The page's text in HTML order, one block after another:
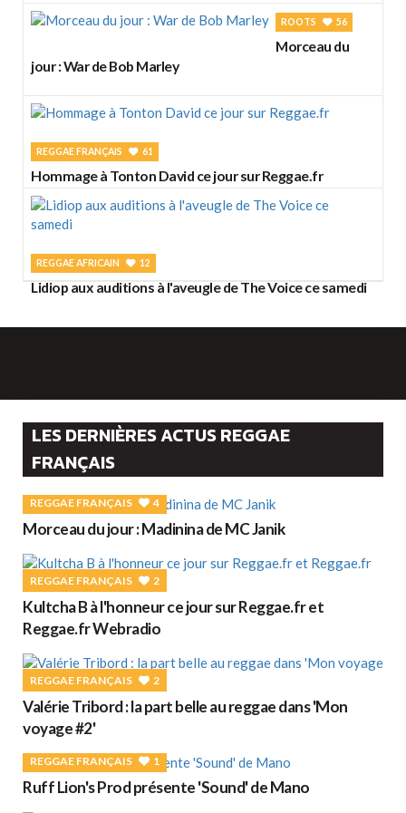
ROOTS 56
Morceau du
jour : War de Bob Marley
REGGAE FRANÇAIS 61
Hommage à Tonton David ce jour sur Reggae.fr
REGGAE AFRICAIN 12
Lidiop aux auditions à l'aveugle de The Voice ce samedi
LES DERNIÈRES ACTUS REGGAE
FRANÇAIS
REGGAE FRANÇAIS 4
Morceau du jour : Madinina de MC Janik
REGGAE FRANÇAIS 2
Kultcha B à l'honneur ce jour sur Reggae.fr et
Reggae.fr Webradio
REGGAE FRANÇAIS 2
Valérie Tribord : la part belle au reggae dans 'Mon
voyage #2'
REGGAE FRANÇAIS 1
Ruff Lion's Prod présente 'Sound' de Mano